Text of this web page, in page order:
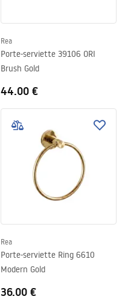
Rea
Porte-serviette 39106 ORI
Brush Gold
44.00 €
Rea
Porte-serviette Ring 6610
Modern Gold
36.00 €